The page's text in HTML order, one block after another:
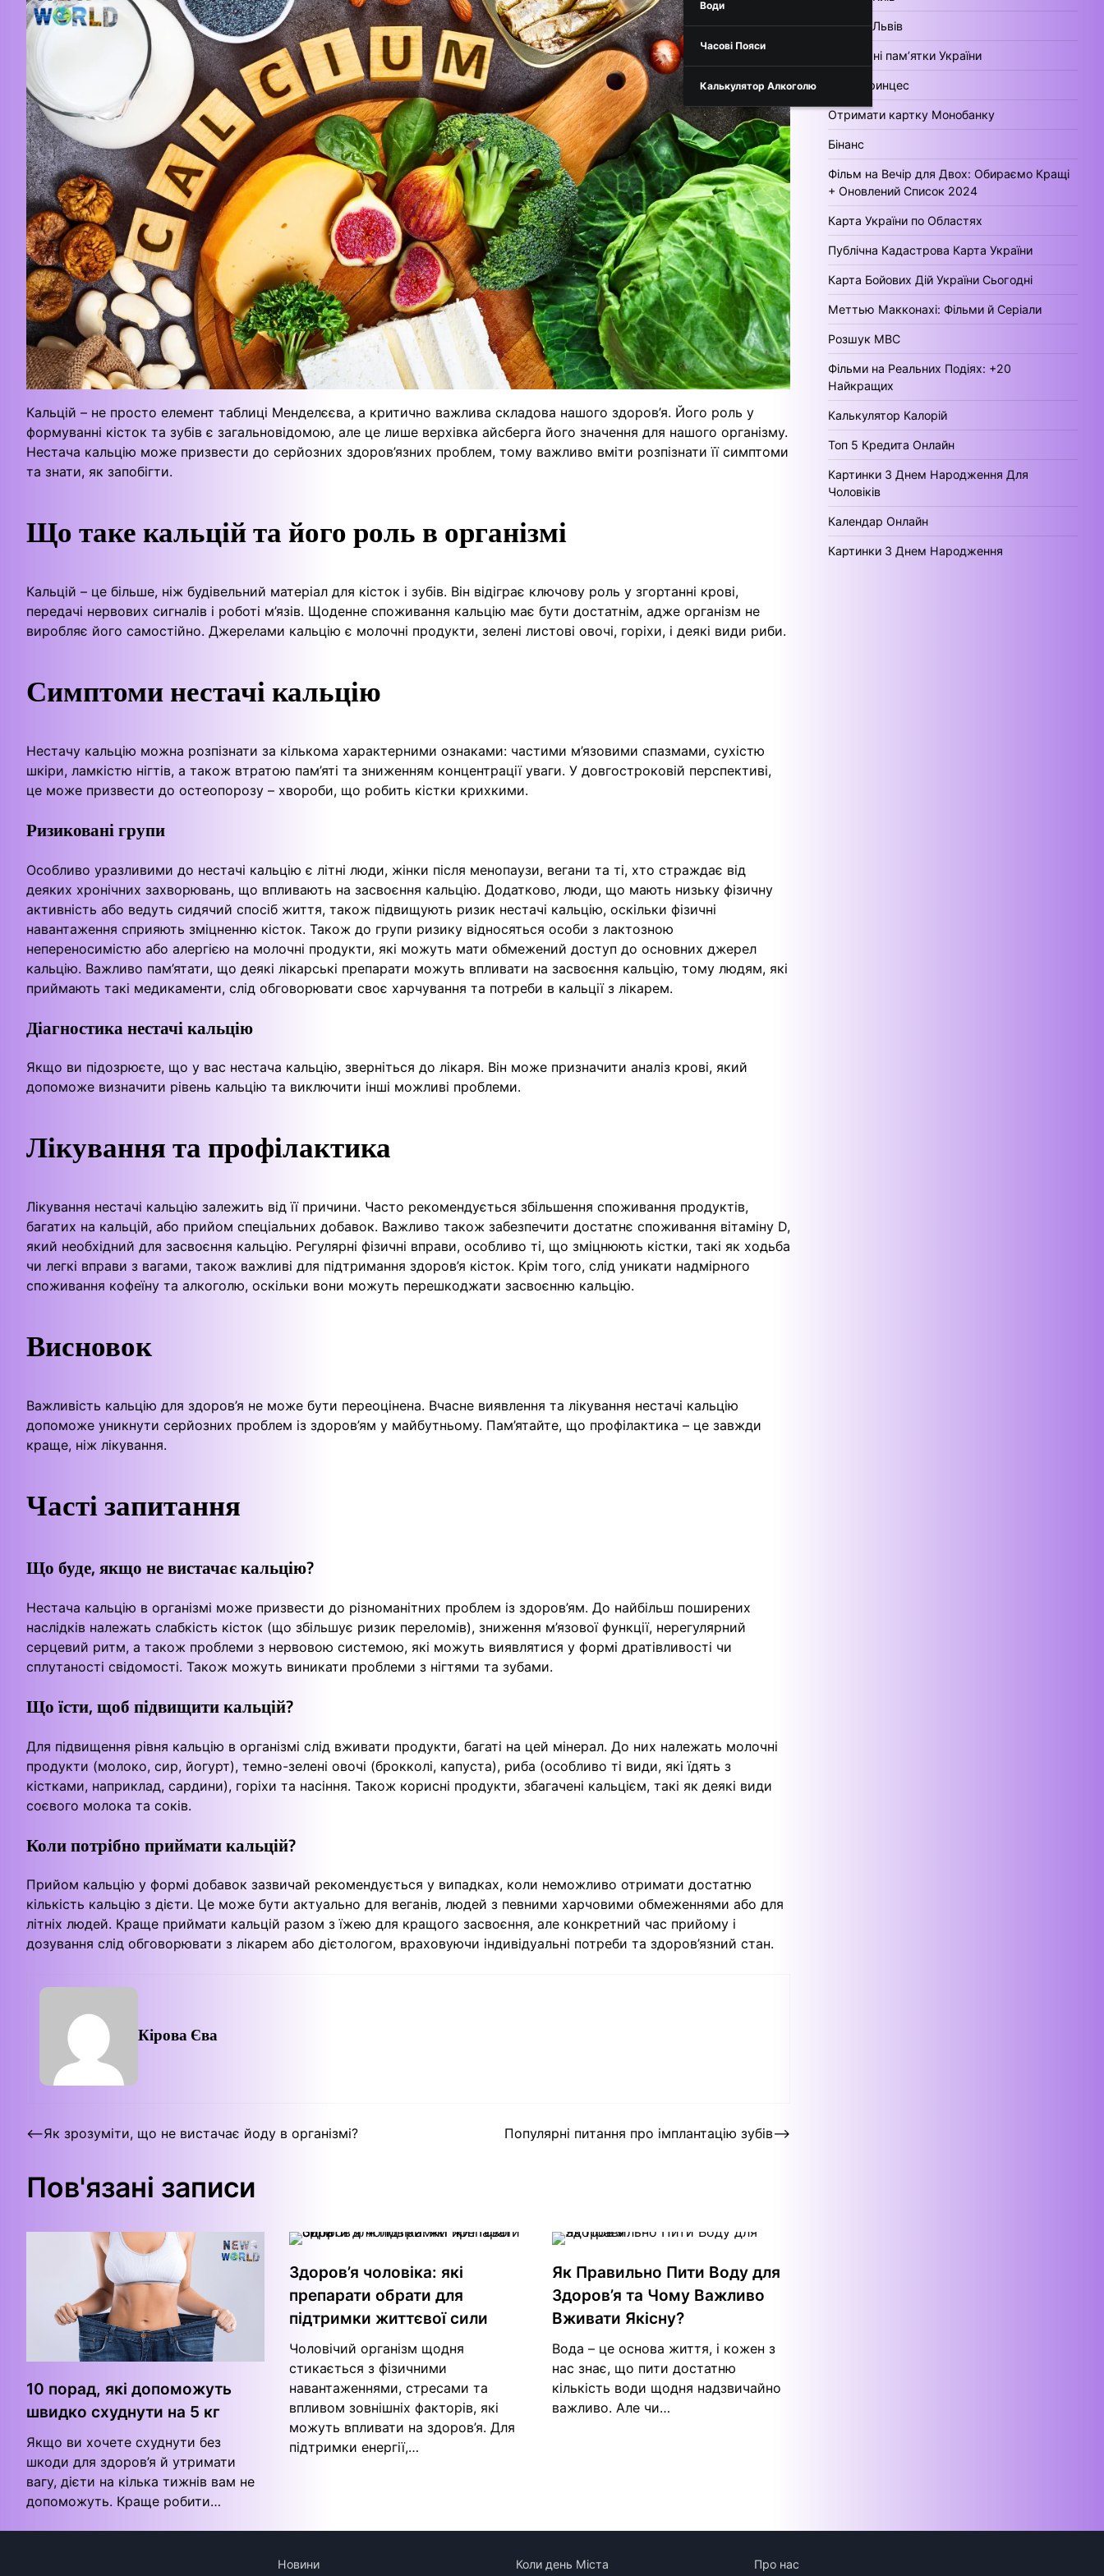
Води
Часові Пояси
Калькулятор Алкоголю
Кальцій – не просто елемент таблиці Менделєєва, а критично важлива складова нашого здоров’я. Його роль у
формуванні кісток та зубів є загальновідомою, але це лише верхівка айсберга його значення для нашого організму.
Нестача кальцію може призвести до серйозних здоров’язних проблем, тому важливо вміти розпізнати її симптоми
та знати, як запобігти.
Що таке кальцій та його роль в організмі
Кальцій – це більше, ніж будівельний матеріал для кісток і зубів. Він відіграє ключову роль у згортанні крові,
передачі нервових сигналів і роботі м’язів. Щоденне споживання кальцію має бути достатнім, адже організм не
виробляє його самостійно. Джерелами кальцію є молочні продукти, зелені листові овочі, горіхи, і деякі види риби.
Симптоми нестачі кальцію
Нестачу кальцію можна розпізнати за кількома характерними ознаками: частими м’язовими спазмами, сухістю
шкіри, ламкістю нігтів, а також втратою пам’яті та зниженням концентрації уваги. У довгостроковій перспективі,
це може призвести до остеопорозу – хвороби, що робить кістки крихкими.
Ризиковані групи
Особливо уразливими до нестачі кальцію є літні люди, жінки після менопаузи, вегани та ті, хто страждає від
деяких хронічних захворювань, що впливають на засвоєння кальцію. Додатково, люди, що мають низьку фізичну
активність або ведуть сидячий спосіб життя, також підвищують ризик нестачі кальцію, оскільки фізичні
навантаження сприяють зміцненню кісток. Також до групи ризику відносяться особи з лактозною
непереносимістю або алергією на молочні продукти, які можуть мати обмежений доступ до основних джерел
кальцію. Важливо пам’ятати, що деякі лікарські препарати можуть впливати на засвоєння кальцію, тому людям, які
приймають такі медикаменти, слід обговорювати своє харчування та потреби в кальції з лікарем.
Діагностика нестачі кальцію
Якщо ви підозрюєте, що у вас нестача кальцію, зверніться до лікаря. Він може призначити аналіз крові, який
допоможе визначити рівень кальцію та виключити інші можливі проблеми.
Лікування та профілактика
Лікування нестачі кальцію залежить від її причини. Часто рекомендується збільшення споживання продуктів,
багатих на кальцій, або прийом спеціальних добавок. Важливо також забезпечити достатнє споживання вітаміну D,
який необхідний для засвоєння кальцію. Регулярні фізичні вправи, особливо ті, що зміцнюють кістки, такі як ходьба
чи легкі вправи з вагами, також важливі для підтримання здоров’я кісток. Крім того, слід уникати надмірного
споживання кофеїну та алкоголю, оскільки вони можуть перешкоджати засвоєнню кальцію.
Висновок
Важливість кальцію для здоров’я не може бути переоцінена. Вчасне виявлення та лікування нестачі кальцію
допоможе уникнути серйозних проблем із здоров’ям у майбутньому. Пам’ятайте, що профілактика – це завжди
краще, ніж лікування.
Часті запитання
Що буде, якщо не вистачає кальцію?
Нестача кальцію в організмі може призвести до різноманітних проблем із здоров’ям. До найбільш поширених
наслідків належать слабкість кісток (що збільшує ризик переломів), зниження м’язової функції, нерегулярний
серцевий ритм, а також проблеми з нервовою системою, які можуть виявлятися у формі дратівливості чи
сплутаності свідомості. Також можуть виникати проблеми з нігтями та зубами.
Що їсти, щоб підвищити кальцій?
Для підвищення рівня кальцію в організмі слід вживати продукти, багаті на цей мінерал. До них належать молочні
продукти (молоко, сир, йогурт), темно-зелені овочі (брокколі, капуста), риба (особливо ті види, які їдять з
кістками, наприклад, сардини), горіхи та насіння. Також корисні продукти, збагачені кальцієм, такі як деякі види
соєвого молока та соків.
Коли потрібно приймати кальцій?
Прийом кальцію у формі добавок зазвичай рекомендується у випадках, коли неможливо отримати достатню
кількість кальцію з дієти. Це може бути актуально для веганів, людей з певними харчовими обмеженнями або для
літніх людей. Краще приймати кальцій разом з їжею для кращого засвоєння, але конкретний час прийому і
дозування слід обговорювати з лікарем або дієтологом, враховуючи індивідуальні потреби та здоров’язний стан.
Кірова Єва
Навігація
⟵Як зрозуміти, що не вистачає йоду в організмі? Популярні питання про імплантацію зубів⟶
Пов'язані записи
10 порад, які допоможуть
швидко схуднути на 5 кг
Якщо ви хочете схуднути без
шкоди для здоров’я й утримати
вагу, дієти на кілька тижнів вам не
допоможуть. Краще робити…
Здоров’я чоловіка: які
препарати обрати для
підтримки життєвої сили
Чоловічий організм щодня
стикається з фізичними
навантаженнями, стресами та
впливом зовнішніх факторів, які
можуть впливати на здоров’я. Для
підтримки енергії,…
Як Правильно Пити Воду для
Здоров’я та Чому Важливо
Вживати Якісну?
Вода – це основа життя, і кожен з
нас знає, що пити достатню
кількість води щодня надзвичайно
важливо. Але чи…
Погода Львів
Культурні пам’ятки України
День Принцес
Отримати картку Монобанку
Бінанс
Фільм на Вечір для Двох: Обираємо Кращі
+ Оновлений Список 2024
Карта України по Областях
Публічна Кадастрова Карта України
Карта Бойових Дій України Сьогодні
Меттью Макконахі: Фільми й Серіали
Розшук МВС
Фільми на Реальних Подіях: +20
Найкращих
Калькулятор Калорій
Топ 5 Кредита Онлайн
Картинки З Днем Народження Для
Чоловіків
Календар Онлайн
Картинки З Днем Народження
Новини Коли день Міста Про нас